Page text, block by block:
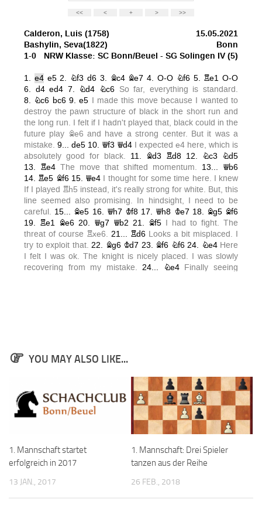
YOU MAY ALSO LIKE...
1. Mannschaft startet
erfolgreich in 2017
13 JAN., 2017
1. Mannschaft: Drei Spieler
tanzen aus der Reihe
26 FEB., 2018